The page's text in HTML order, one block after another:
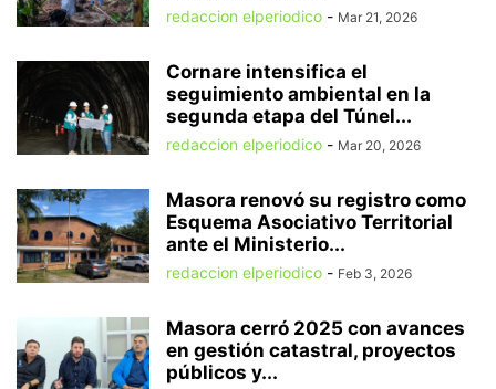
redaccion elperiodico - Mar 21, 2026
Cornare intensifica el
seguimiento ambiental en la
segunda etapa del Túnel...
redaccion elperiodico - Mar 20, 2026
Masora renovó su registro como
Esquema Asociativo Territorial
ante el Ministerio...
redaccion elperiodico - Feb 3, 2026
Masora cerró 2025 con avances
en gestión catastral, proyectos
públicos y...